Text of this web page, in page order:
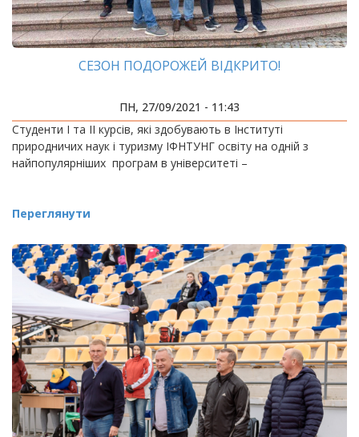
СЕЗОН ПОДОРОЖЕЙ ВІДКРИТО!
ПН, 27/09/2021 - 11:43
Студенти І та ІІ курсів, які здобувають в Інституті
природничих наук і туризму ІФНТУНГ освіту на одній з
найпопулярніших програм в університеті –
Переглянути